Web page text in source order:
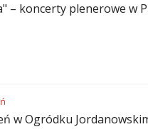
– koncerty plenerowe w
w Ogródku